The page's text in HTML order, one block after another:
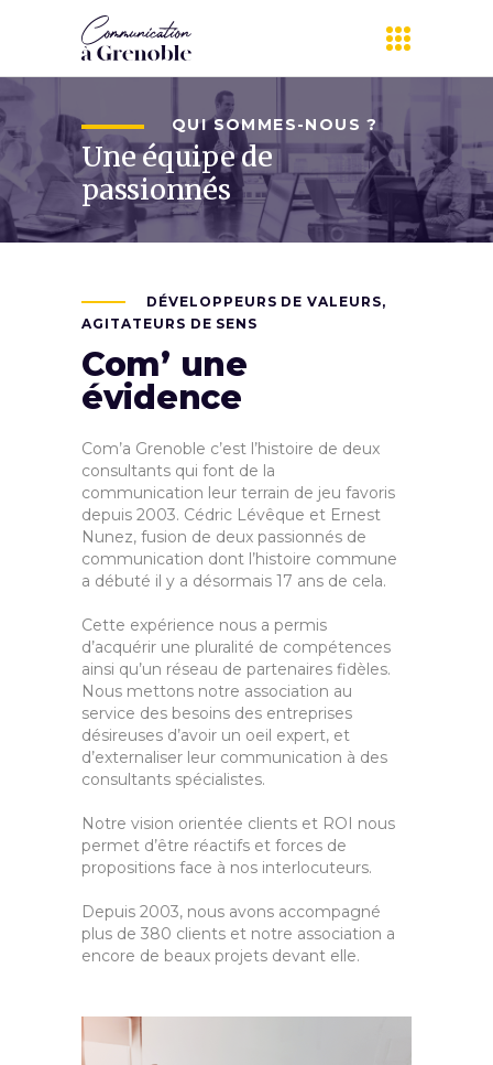
QUI SOMMES-NOUS ?
Une équipe de
passionnés
DÉVELOPPEURS DE VALEURS,
AGITATEURS DE SENS
Com’ une
évidence
Com’a Grenoble c’est l’histoire de deux
consultants qui font de la
communication leur terrain de jeu favoris
depuis 2003. Cédric Lévêque et Ernest
Nunez, fusion de deux passionnés de
communication dont l’histoire commune
a débuté il y a désormais 17 ans de cela.
Cette expérience nous a permis
d’acquérir une pluralité de compétences
ainsi qu’un réseau de partenaires fidèles.
Nous mettons notre association au
service des besoins des entreprises
désireuses d’avoir un oeil expert, et
d’externaliser leur communication à des
consultants spécialistes.
Notre vision orientée clients et ROI nous
permet d’être réactifs et forces de
propositions face à nos interlocuteurs.
Depuis 2003, nous avons accompagné
plus de 380 clients et notre association a
encore de beaux projets devant elle.